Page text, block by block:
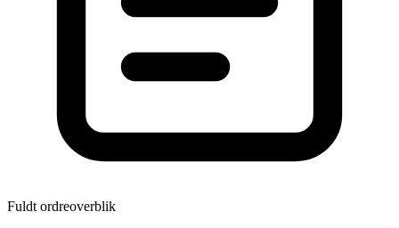
Fuldt ordreoverblik